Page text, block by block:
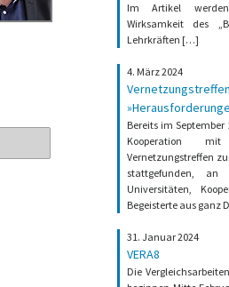
Im Artikel
Wirksamkeit des
Lehrkräften […]
4. März 2024
Bereits im
Kooperation
Vernetzungstreffen
stattgefunden, an
Universitäten,
Begeisterte aus
31. Januar 2024
VERA8
Die